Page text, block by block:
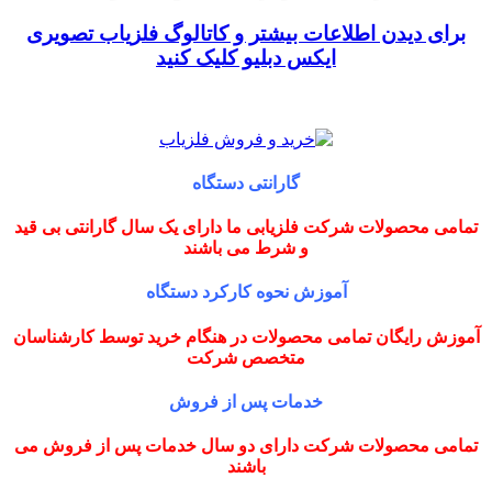
برای دیدن اطلاعات بیشتر و کاتالوگ فلزیاب تصویری
ایکس دبلیو کلیک کنید
گارانتی دستگاه
تمامی محصولات شرکت فلزیابی ما دارای یک سال گارانتی بی قید
و شرط می باشند
آموزش نحوه کارکرد دستگاه
آموزش رایگان تمامی محصولات در هنگام خرید توسط کارشناسان
متخصص شرکت
خدمات پس از فروش
تمامی محصولات شرکت دارای دو سال خدمات پس از فروش می
باشند